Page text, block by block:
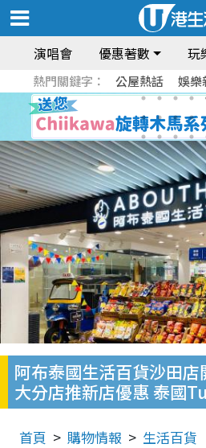
演唱會 優惠著數 玩
熱門關鍵字： 公屋熱話 娛樂
阿布泰國生活百貨沙田
大分店推新店優惠 泰國
首頁 購物情報 生活百貨